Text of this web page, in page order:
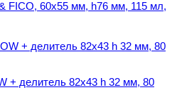
FICO, 60x55 мм, h76 мм, 115 мл,
+ делитель 82x43 h 32 мм, 80